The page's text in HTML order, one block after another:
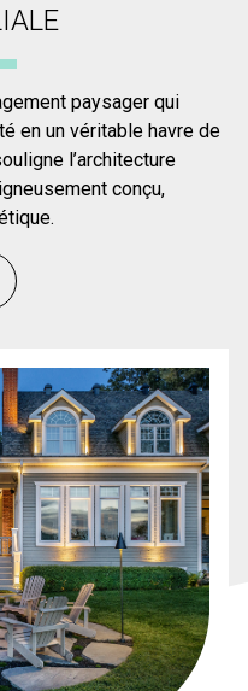
paysager qui
en un véritable havre de
l’architecture
conçu,